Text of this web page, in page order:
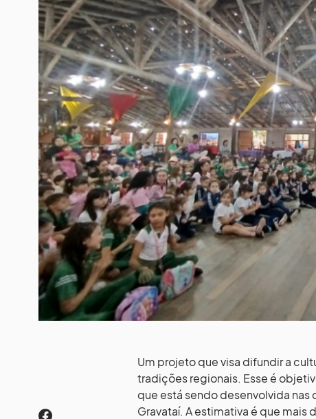
Um projeto que visa difundir a
tradições regionais. Esse é
que está sendo desenvolvida nas
Gravataí. A estimativa é que mais